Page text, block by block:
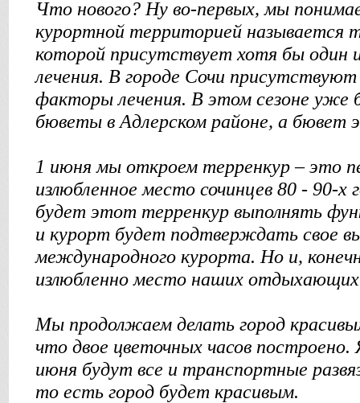
Что нового? Ну во-первых, мы
курортной территорией называется
которой присутствует хотя бы один
лечения. В городе Сочи присутствуют
факторы лечения. В этом сезоне уже
бюветы в Адлерском районе, а бювет
1 июня мы откроем терренкур – это
излюбленное место сочинцев 80 - 90-х
будет этот терренкур выполнять
и курорт будет подтверждать свое
международного курорта. Но и,
излюбленно место наших
Мы продолжаем делать город
что двое цветочных часов построено.
июня будут все и транспортные
то есть город будет красивым.